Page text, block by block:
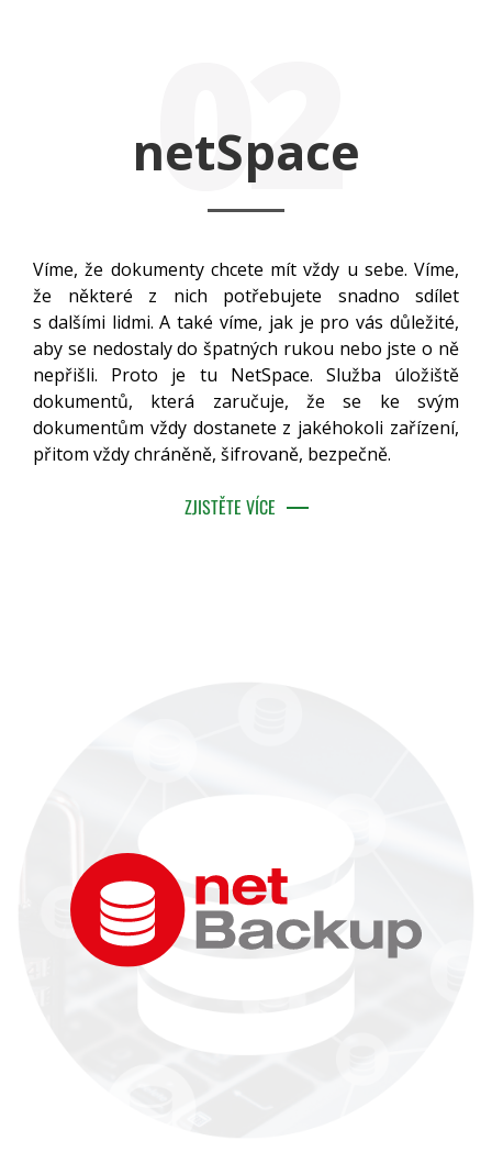
netSpace
02
Víme, že dokumenty chcete mít vždy u sebe. Víme,
že některé z nich potřebujete snadno sdílet
s dalšími lidmi. A také víme, jak je pro vás důležité,
aby se nedostaly do špatných rukou nebo jste o ně
nepřišli. Proto je tu NetSpace. Služba úložiště
dokumentů, která zaručuje, že se ke svým
dokumentům vždy dostanete z jakéhokoli zařízení,
přitom vždy chráněně, šifrovaně, bezpečně.
ZJISTĚTE VÍCE